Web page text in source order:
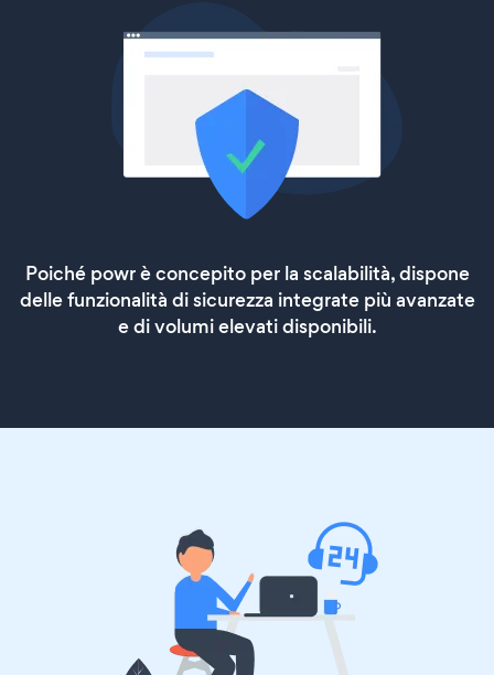
Poiché powr è concepito per la scalabilità, dispone
delle funzionalità di sicurezza integrate più avanzate
e di volumi elevati disponibili.